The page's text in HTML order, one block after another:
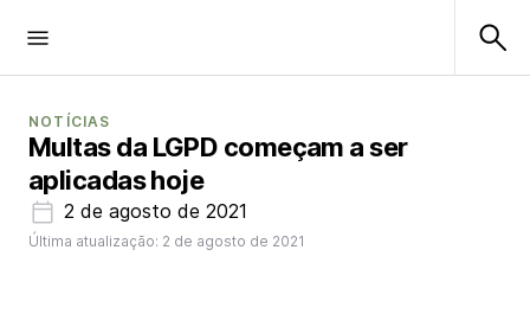
NOTÍCIAS
Multas da LGPD começam a ser
aplicadas hoje
2 de agosto de 2021
Última atualização: 2 de agosto de 2021